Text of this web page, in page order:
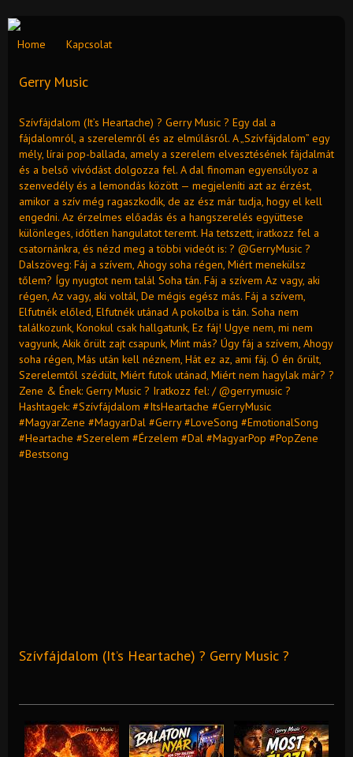
Home Kapcsolat
Gerry Music
Szívfájdalom (It’s Heartache) ? Gerry Music ? Egy dal a
fájdalomról, a szerelemről és az elmúlásról. A „Szívfájdalom” egy
mély, lírai pop-ballada, amely a szerelem elvesztésének fájdalmát
és a belső vívódást dolgozza fel. A dal finoman egyensúlyoz a
szenvedély és a lemondás között — megjeleníti azt az érzést,
amikor a szív még ragaszkodik, de az ész már tudja, hogy el kell
engedni. Az érzelmes előadás és a hangszerelés együttese
különleges, időtlen hangulatot teremt. Ha tetszett, iratkozz fel a
csatornánkra, és nézd meg a többi videót is: ? @GerryMusic ?
Dalszöveg: Fáj a szívem, Ahogy soha régen, Miért menekülsz
tőlem? Így nyugtot nem talál Soha tán. Fáj a szívem Az vagy, aki
régen, Az vagy, aki voltál, De mégis egész más. Fáj a szívem,
Elfutnék előled, Elfutnék utánad A pokolba is tán. Soha nem
találkozunk, Konokul csak hallgatunk, Ez fáj! Ugye nem, mi nem
vagyunk, Akik őrült zajt csapunk, Mint más? Úgy fáj a szívem, Ahogy
soha régen, Más után kell néznem, Hát ez az, ami fáj. Ó én őrült,
Szerelemtől szédült, Miért futok utánad, Miért nem hagylak már? ?
Zene & Ének: Gerry Music ? Iratkozz fel: / @gerrymusic ?
Hashtagek: #Szívfájdalom #ItsHeartache #GerryMusic
#MagyarZene #MagyarDal #Gerry #LoveSong #EmotionalSong
#Heartache #Szerelem #Érzelem #Dal #MagyarPop #PopZene
#Bestsong
Szívfájdalom (It’s Heartache) ? Gerry Music ?